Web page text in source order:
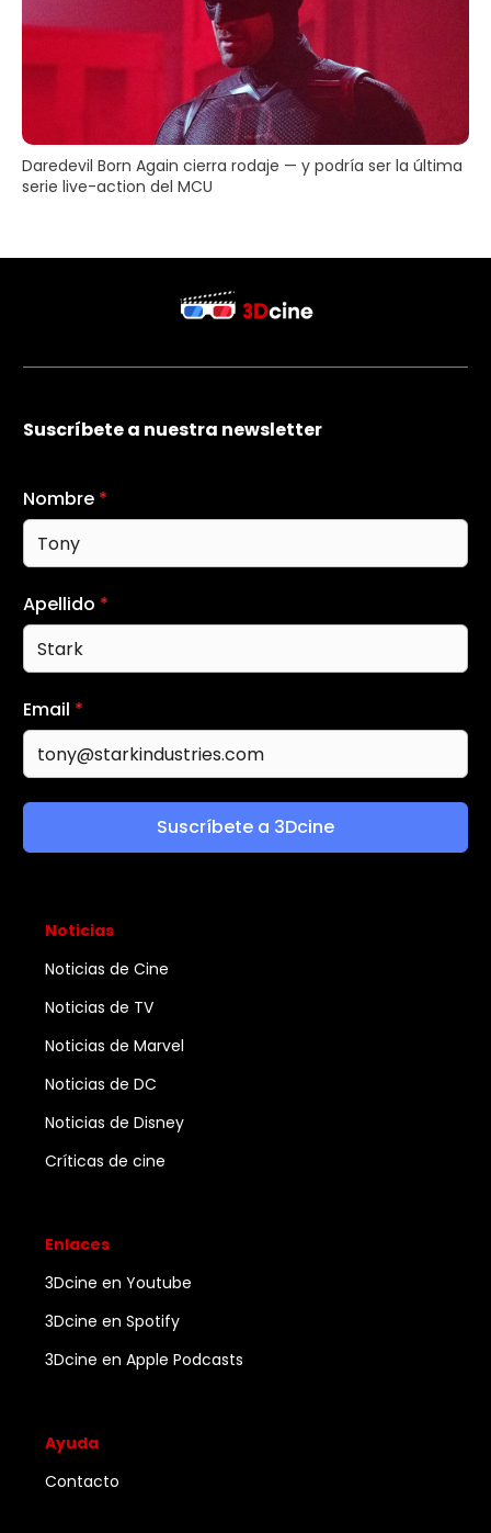
Daredevil Born Again cierra rodaje — y podría ser la última
serie live-action del MCU
Suscríbete a nuestra newsletter
Nombre *
Apellido *
Email *
Suscríbete a 3Dcine
Noticias
Noticias de Cine
Noticias de TV
Noticias de Marvel
Noticias de DC
Noticias de Disney
Críticas de cine
Enlaces
3Dcine en Youtube
3Dcine en Spotify
3Dcine en Apple Podcasts
Ayuda
Contacto